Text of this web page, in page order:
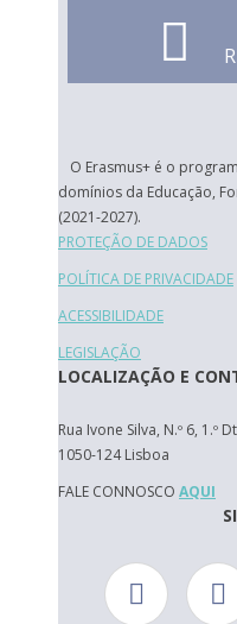
O Erasmus+ é o
domínios da Educação,
(2021-2027).
PROTEÇÃO DE DADOS
POLÍTICA DE PRIVACIDADE
ACESSIBILIDADE
LEGISLAÇÃO
LOCALIZAÇÃO E
Rua Ivone Silva, N.º 6, 1.º
1050-124 Lisboa
FALE CONNOSCO AQUI